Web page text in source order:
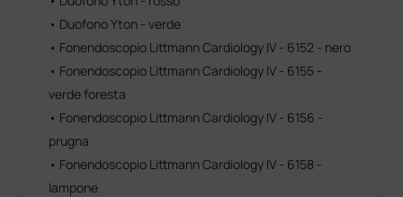
• Duofono Yton - verde
• Fonendoscopio Littmann Cardiology IV - 6152 - nero
• Fonendoscopio Littmann Cardiology IV - 6155 -
verde foresta
• Fonendoscopio Littmann Cardiology IV - 6156 -
prugna
• Fonendoscopio Littmann Cardiology IV - 6158 -
lampone